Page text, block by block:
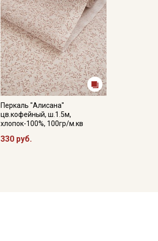
Перкаль "Алисана"
цв.кофейный, ш.1.5м,
хлопок-100%, 100гр/м.кв
330 руб.